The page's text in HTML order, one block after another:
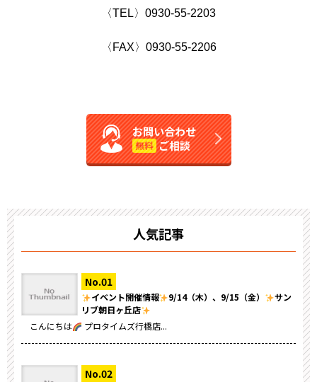
〈TEL〉0930-55-2203
〈FAX〉0930-55-2206
お問い合わせ
無料 ご相談
人気記事
イベント開催情報 9/14（木）、9/15（金）
サン
リブ朝日ヶ丘店
こんにちは
プロタイムズ行橋店...